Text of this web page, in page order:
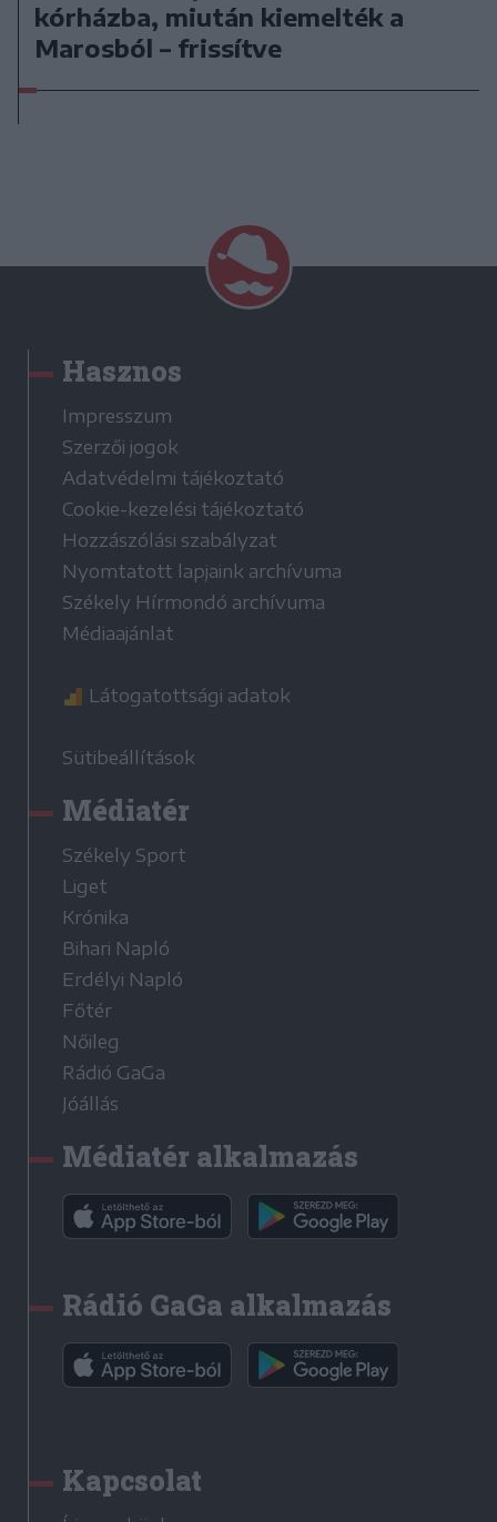
kórházba, miután kiemelték a
Marosból – frissítve
Hasznos
Impresszum
Szerzői jogok
Adatvédelmi tájékoztató
Cookie-kezelési tájékoztató
Hozzászólási szabályzat
Nyomtatott lapjaink archívuma
Székely Hírmondó archívuma
Médiaajánlat
Látogatottsági adatok
Sütibeállítások
Médiatér
Székely Sport
Liget
Krónika
Bihari Napló
Erdélyi Napló
Főtér
Nőileg
Rádió GaGa
Jóállás
Médiatér alkalmazás
Rádió GaGa alkalmazás
Kapcsolat